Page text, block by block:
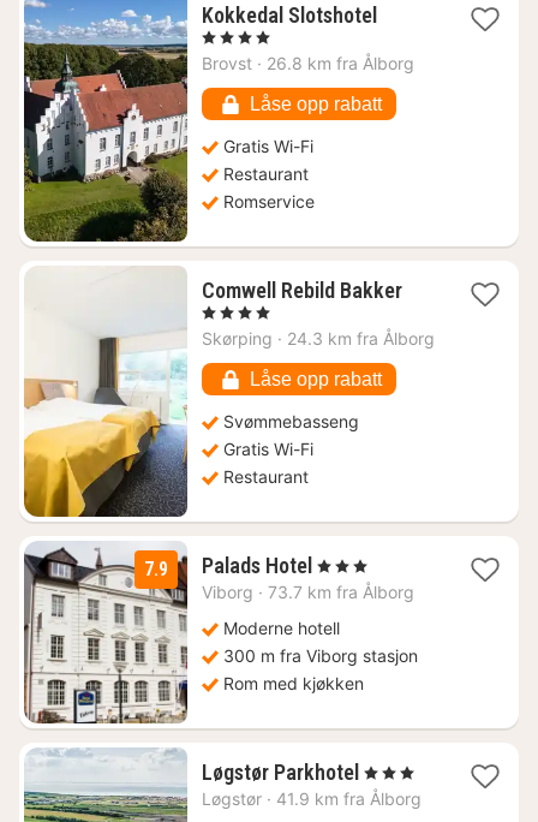
Kokkedal Slotshotel1
fra
1027
kr.
, 4 Stjerner
Brovst · 26.8 km fra Ålborg
Låse opp rabatt
Gratis Wi-Fi
Restaurant
Romservice
Comwell Rebild Bakker1
fra
902
, 4 Stjerner
Skørping · 24.3 km fra Ålborg
Låse opp rabatt
Svømmebasseng
Gratis Wi-Fi
Restaurant
7.9 Palads Hotel 1
natt
1464
kr.
, 3 Stjerner
Viborg · 73.7 km fra Ålborg
Moderne hotell
300 m fra Viborg stasjon
Rom med kjøkken
Løgstør Parkhotel 1
natt
, 3 Stjerner
Løgstør · 41.9 km fra Ålborg